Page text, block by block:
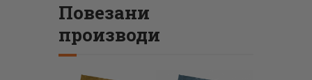
Повезани
производи